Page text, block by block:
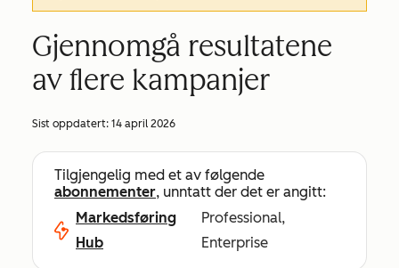
Gjennomgå resultatene
av flere kampanjer
Sist oppdatert: 14 april 2026
Tilgjengelig med et av følgende
abonnementer, unntatt der det er angitt:
Markedsføring
Hub
Professional,
Enterprise